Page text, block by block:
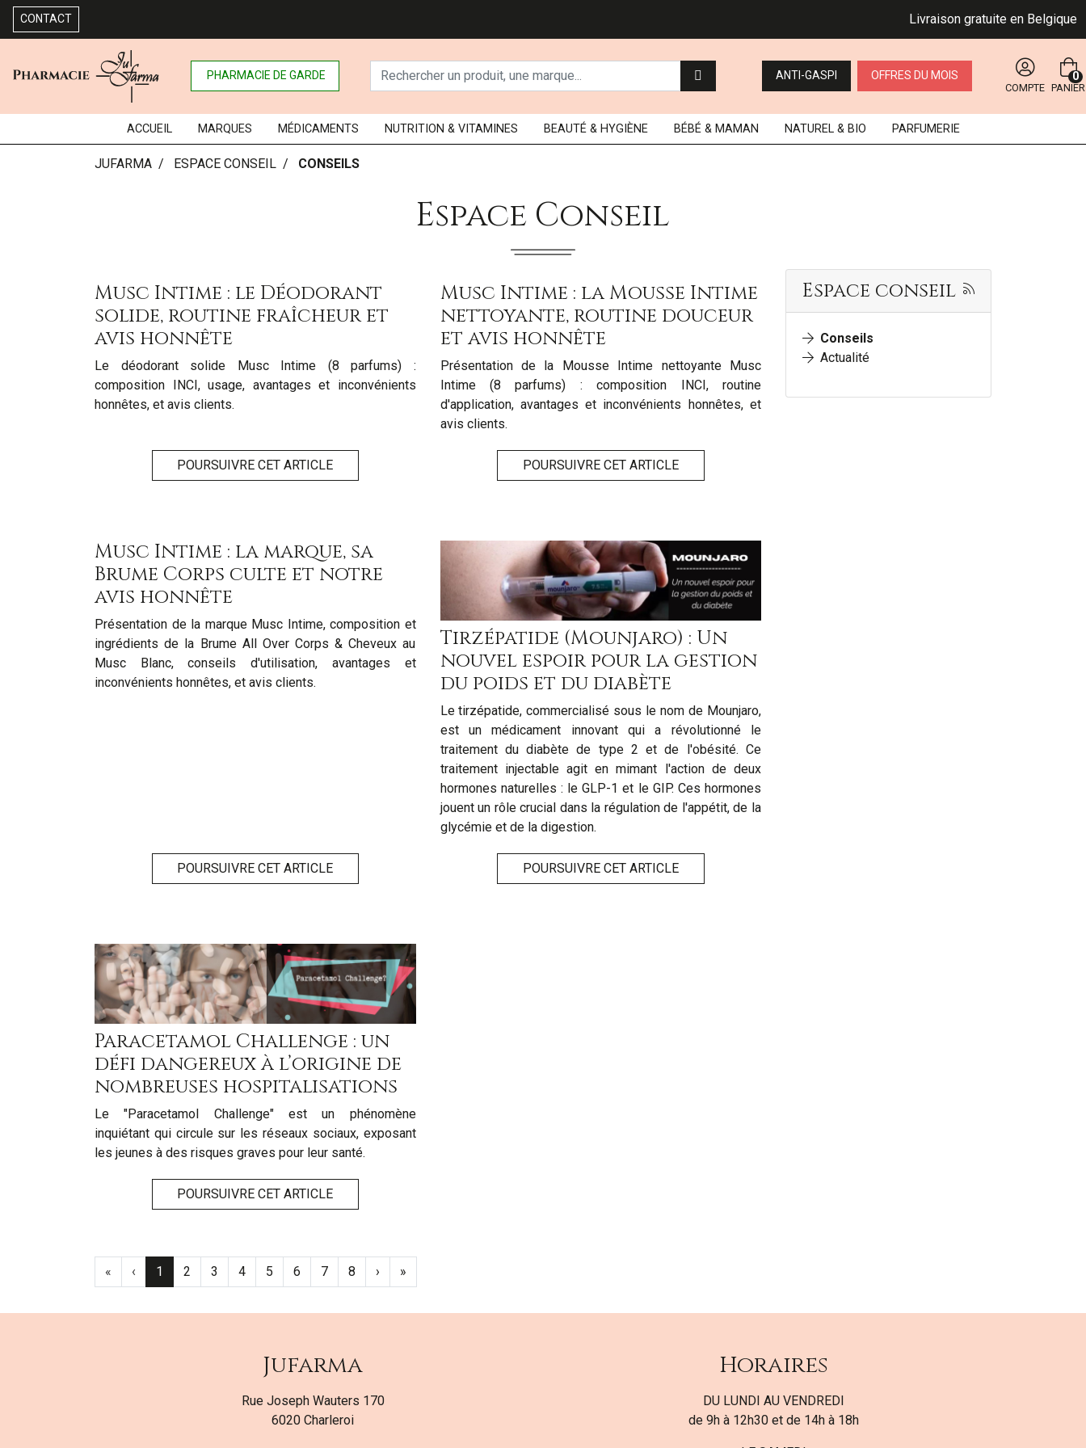
CONTACT Livraison gratuite en Belgique
PHARMACIE DE GARDE ANTI-GASPI OFFRES DU MOIS
COMPTE PANIER
0
ACCUEIL MARQUES MÉDICAMENTS NUTRITION & VITAMINES BEAUTÉ & HYGIÈNE BÉBÉ & MAMAN NATUREL & BIO PARFUMERIE
JUFARMA ESPACE CONSEIL CONSEILS
Espace Conseil
Musc Intime : le Déodorant
solide, routine fraîcheur et
avis honnête
Le déodorant solide Musc Intime (8 parfums) :
composition INCI, usage, avantages et inconvénients
honnêtes, et avis clients.
POURSUIVRE CET ARTICLE
Musc Intime : la Mousse Intime
nettoyante, routine douceur
et avis honnête
Présentation de la Mousse Intime nettoyante Musc
Intime (8 parfums) : composition INCI, routine
d'application, avantages et inconvénients honnêtes, et
avis clients.
POURSUIVRE CET ARTICLE
Musc Intime : la marque, sa
Brume Corps culte et notre
avis honnête
Présentation de la marque Musc Intime, composition et
ingrédients de la Brume All Over Corps & Cheveux au
Musc Blanc, conseils d'utilisation, avantages et
inconvénients honnêtes, et avis clients.
POURSUIVRE CET ARTICLE
Tirzépatide (Mounjaro) : Un
nouvel espoir pour la gestion
du poids et du diabète
Le tirzépatide, commercialisé sous le nom de Mounjaro,
est un médicament innovant qui a révolutionné le
traitement du diabète de type 2 et de l'obésité. Ce
traitement injectable agit en mimant l'action de deux
hormones naturelles : le GLP-1 et le GIP. Ces hormones
jouent un rôle crucial dans la régulation de l'appétit, de la
glycémie et de la digestion.
POURSUIVRE CET ARTICLE
Paracetamol Challenge : un
défi dangereux à l’origine de
nombreuses hospitalisations
Le "Paracetamol Challenge" est un phénomène
inquiétant qui circule sur les réseaux sociaux, exposant
les jeunes à des risques graves pour leur santé.
POURSUIVRE CET ARTICLE
« ‹ 1 2 3 4 5 6 7 8 › »
Espace conseil
Conseils
Actualité
Jufarma
Rue Joseph Wauters 170
6020 Charleroi
Horaires
DU LUNDI AU VENDREDI
de 9h à 12h30 et de 14h à 18h